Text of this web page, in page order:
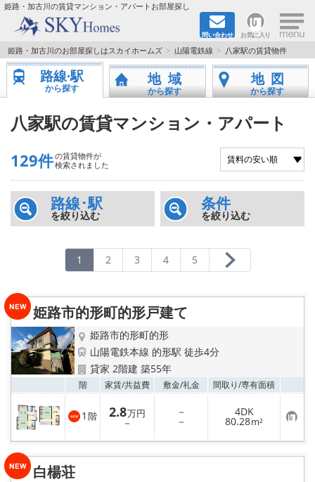
姫路・加古川の賃貸マンション・アパートお部屋探し
問い合わせ お気に入り ×
TOPページ
都市ガス·オール電化
☆新築物件☆
☆敷金＆礼金0円物件☆
☆ペット飼育可能物件☆
☆ネット無料☆
路線·駅から探す
地図から探す
スタッフ紹介
店舗情報·アクセス
会社概要
メールでお問い合わせ
姫路・加古川のお部屋探しはスカイホームズ 山陽電鉄線 八家駅の賃貸物件
路線·駅
から探す
地域
から探す
地図
から探す
八家駅の賃貸マンション・アパート
129件の賃貸物件が
検索されました
路線･駅
を絞り込む
条件
を絞り込む
1 2 3 4 5
姫路市的形町的形戸建て
姫路市的形町的形
山陽電鉄本線 的形駅 徒歩4分
貸家 2階建 築55年
階 家賃/共益費 敷金/礼金 間取り/専有面積
1 階 2.8万円
－
－
－
4DK
80.28m² お
気
に
り
白楊荘